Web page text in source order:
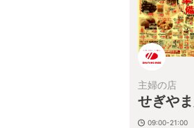
主婦の店
せぎや
09:00-21:00